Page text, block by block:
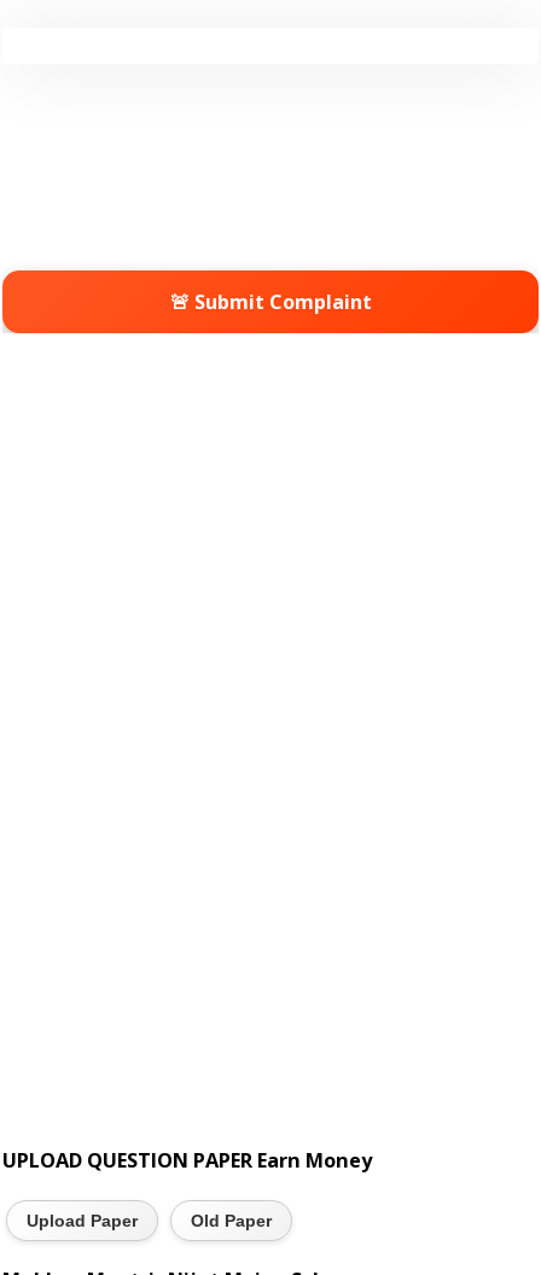
🚨 Submit Complaint
UPLOAD QUESTION PAPER Earn Money
Upload Paper Old Paper